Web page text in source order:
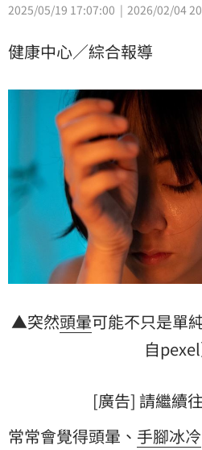
2025/05/19 17:07:00 2026/02/04
健康中心／綜合報導
▲突然頭暈可能不只是單
自pexel
[廣告] 請繼續
常常會覺得頭暈、 手腳冰冷